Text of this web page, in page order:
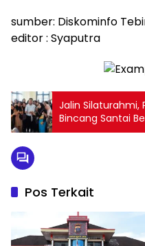
sumber: Diskominfo
editor : Syaputra
Jalin Silaturahmi,
Bincang Santai
Pos Terkait